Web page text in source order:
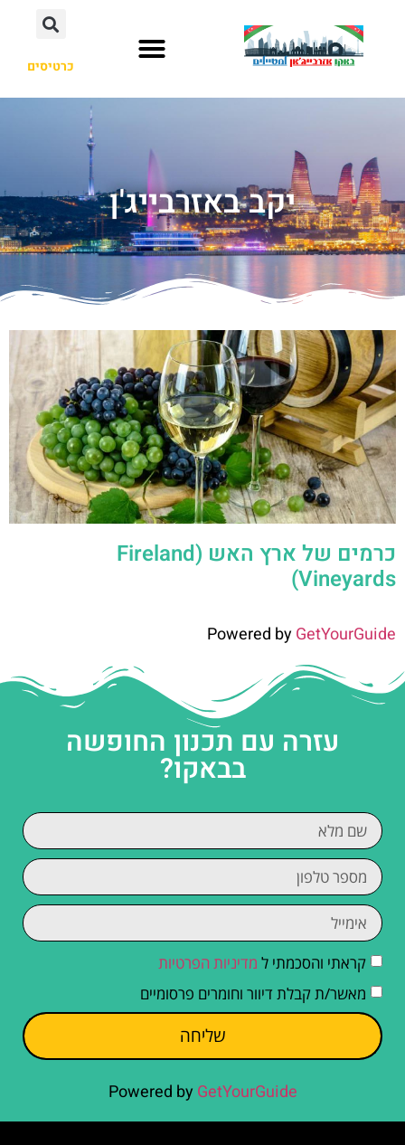
כרטיסים
יקב באזרבייג'ן
כרמים של ארץ האש (Fireland
Vineyards)
Powered byGetYourGuide
עזרה עם תכנון החופשה
בבאקו?
קראתי והסכמתי ל מדיניות הפרטיות
מאשר/ת קבלת דיוור וחומרים פרסומיים
שליחה
Powered by GetYourGuide